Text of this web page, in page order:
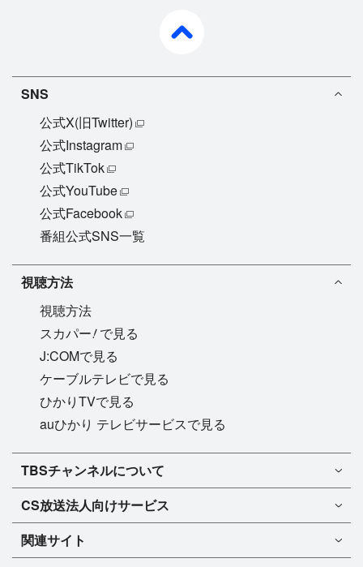
SNS
公式X(旧Twitter)
公式Instagram
公式TikTok
公式YouTube
公式Facebook
番組公式SNS一覧
視聴方法
視聴方法
スカパー!で見る
J:COMで見る
ケーブルテレビで見る
ひかりTVで見る
auひかり テレビサービスで見る
TBSチャンネル1
TBSチャンネル2
マンスリーガイド［PDF］
TBSチャンネルについて
TBSチャンネルについて
FAQ・よくあるご質問
インフォメーション
CS放送法人向けサービス
法人向けサービスについて
TBSチャンネル1
TBSチャンネル2
ドラマ
バラエティ
関連サイト